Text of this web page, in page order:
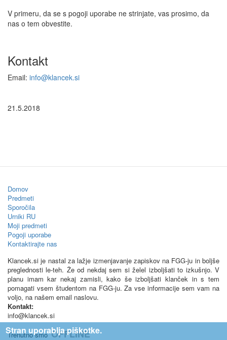
V primeru, da se s pogoji uporabe ne strinjate, vas prosimo, da
nas o tem obvestite.
Kontakt
Email: info@klancek.si
21.5.2018
Domov
Predmeti
Sporočila
Urniki RU
Moji predmeti
Pogoji uporabe
Kontaktirajte nas
Klancek.si je nastal za lažje izmenjavanje zapiskov na FGG-ju in boljše
preglednosti le-teh. Že od nekdaj sem si želel izboljšati to izkušnjo. V
planu imam kar nekaj zamisli, kako še izboljšati klanček in s tem
pomagati vsem študentom na FGG-ju. Za vse informacije sem vam na
voljo, na našem email naslovu.
Kontakt:
info@klancek.si
Trenutno smo OFFLINE
Stran uporablja piškotke.